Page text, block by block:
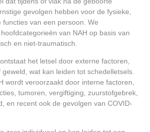
gevolgen hebben voor de fysieke,
functies van een persoon. We
van NAH op basis van
en niet-traumatisch.
het letsel door externe factoren,
wat kan leiden tot schedelletsels.
wordt veroorzaakt door interne factoren,
tumoren, vergiftiging, zuurstofgebrek,
en recent ook de gevolgen van COVID-